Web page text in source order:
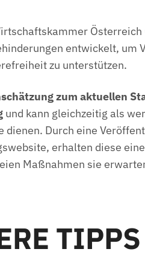
Österreich
entwickelt, um
zu unterstützen.
zum aktuellen
und kann gleichzeitig als
Durch eine
erhalten diese
Maßnahmen sie
TIPPS